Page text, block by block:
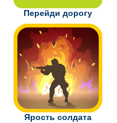
Перейди дорогу
Ярость солдата